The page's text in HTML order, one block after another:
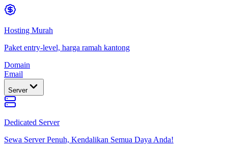
Hosting Murah
Paket entry-level, harga ramah kantong
Domain
Email
Server
Dedicated Server
Sewa Server Penuh, Kendalikan Semua Daya Anda!